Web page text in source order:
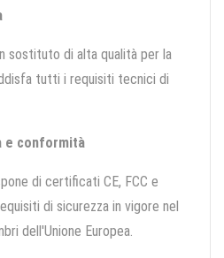
sostituto di alta qualità per la
tutti i requisiti tecnici di
e conformità
di certificati CE, FCC e
di sicurezza in vigore nel
dell'Unione Europea.